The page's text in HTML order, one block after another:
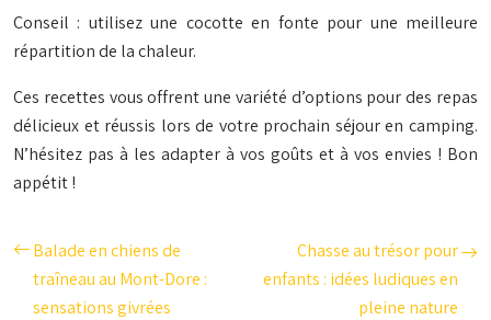
Conseil : utilisez une cocotte en fonte pour une meilleure
répartition de la chaleur.
Ces recettes vous offrent une variété d’options pour des repas
délicieux et réussis lors de votre prochain séjour en camping.
N’hésitez pas à les adapter à vos goûts et à vos envies ! Bon
appétit !
Balade en chiens de
traîneau au Mont-Dore :
sensations givrées
Chasse au trésor pour
enfants : idées ludiques en
pleine nature